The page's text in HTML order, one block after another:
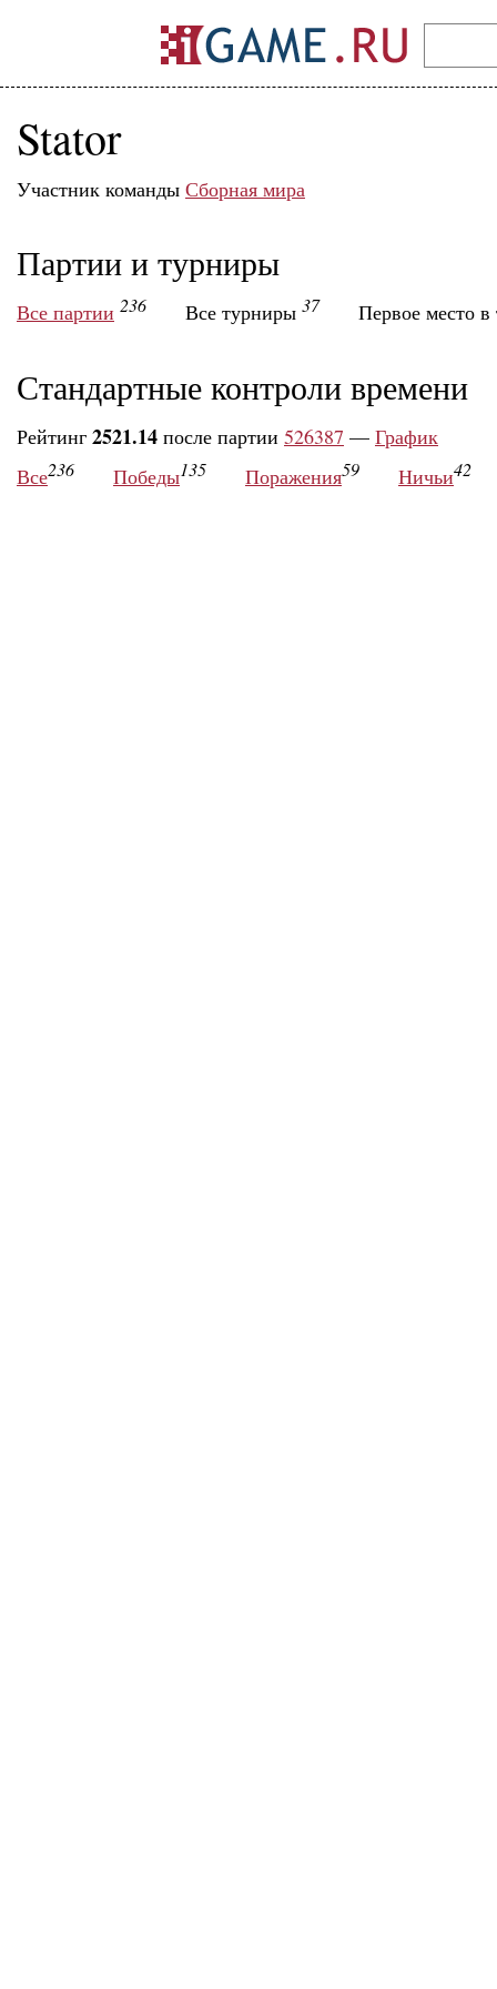
Stator
Участник команды Сборная мира
Партии и турниры
Все партии 236 Все турниры 37 Первое место
Стандартные контроли времени
Рейтинг 2521.14 после партии 526387 — График
Все236 Победы135 Поражения59 Ничьи42